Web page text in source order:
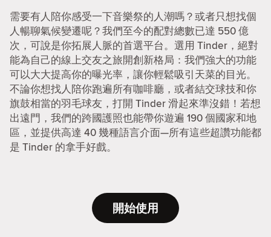
需要有人陪你感受一下音樂祭的人潮嗎？或者只想找個
人暢聊氣候變遷呢？我們至今的配對總數已達 550 億
次，可說是你拓展人脈的首選平台。選用 Tinder，絕對
能為自己的線上交友之旅開創新格局：我們強大的功能
可以大大提高你的曝光率，讓你輕鬆吸引天菜的目光。
不論你想找人陪你跑遍所有咖啡廳，或者結交球技和你
旗鼓相當的羽毛球友，打開 Tinder 滑起來準沒錯！若想
出遠門，我們的跨國護照也能帶你遊遍 190 個國家和地
區，並提供高達 40 幾種語言介面—所有這些超讚功能都
是 Tinder 的拿手好戲。
開始使用